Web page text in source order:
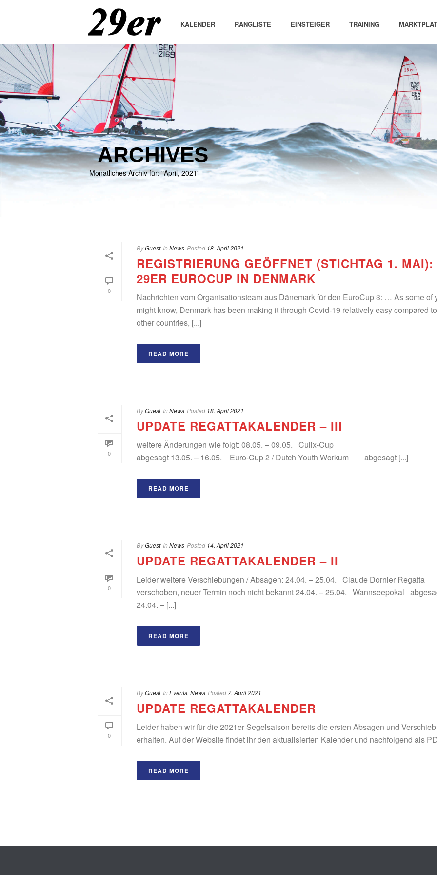
KALENDER RANGLISTE EINSTEIGER TRAINING
ARCHIVES
Monatliches Archiv für: "April, 2021"
0
By Guest In News Posted 18. April 2021
REGISTRIERUNG GEÖFFNET (STICHTAG 1. MAI):
29ER EUROCUP IN DENMARK
Nachrichten vom Organisationsteam aus Dänemark für den EuroCup 3: … As some of
might know, Denmark has been making it through Covid-19 relatively easy compared
other countries, [...]
READ MORE
0
By Guest In News Posted 18. April 2021
UPDATE REGATTAKALENDER – III
weitere Änderungen wie folgt: 08.05. – 09.05. Culix-
abgesagt 13.05. – 16.05. Euro-Cup 2 / Dutch Youth Workum abgesagt [...]
READ MORE
0
By Guest In News Posted 14. April 2021
UPDATE REGATTAKALENDER – II
Leider weitere Verschiebungen / Absagen: 24.04. – 25.04. Claude Dornier Regatta
verschoben, neuer Termin noch nicht bekannt 24.04. – 25.04. Wannseepokal
24.04. – [...]
READ MORE
0
By Guest In Events, News Posted 7. April 2021
UPDATE REGATTAKALENDER
Leider haben wir für die 2021er Segelsaison bereits die ersten Absagen und
erhalten. Auf der Website findet ihr den aktualisierten Kalender und nachfolgend als
READ MORE